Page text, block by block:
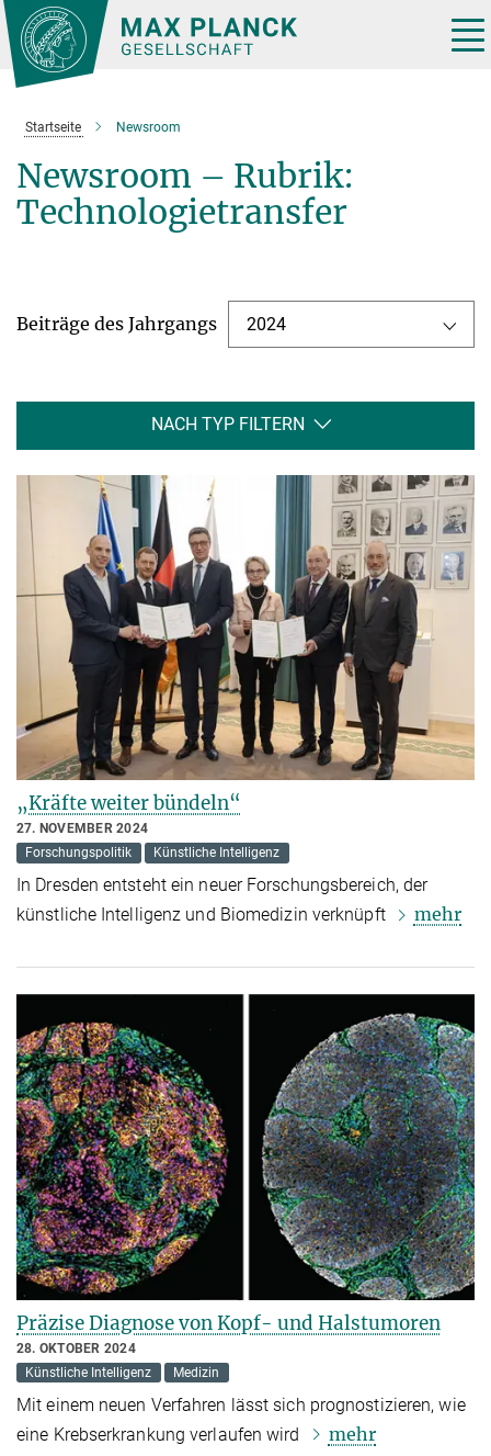
Hauptinhalt
Startseite Newsroom
Newsroom – Rubrik:
Technologietransfer
Beiträge des Jahrgangs 2024
NACH TYP FILTERN
„Kräfte weiter bündeln“
27. NOVEMBER 2024
Forschungspolitik
Künstliche Intelligenz
In Dresden entsteht ein neuer Forschungsbereich, der
künstliche Intelligenz und Biomedizin verknüpft
mehr
Präzise Diagnose von Kopf- und Halstumoren
28. OKTOBER 2024
Künstliche Intelligenz
Medizin
Mit einem neuen Verfahren lässt sich prognostizieren, wie
eine Krebserkrankung verlaufen wird
mehr